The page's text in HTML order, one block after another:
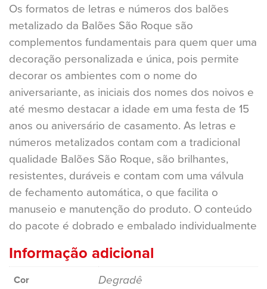
Os formatos de letras e números dos balões
metalizado da Balões São Roque são
complementos fundamentais para quem quer uma
decoração personalizada e única, pois permite
decorar os ambientes com o nome do
aniversariante, as iniciais dos nomes dos noivos e
até mesmo destacar a idade em uma festa de 15
anos ou aniversário de casamento. As letras e
números metalizados contam com a tradicional
qualidade Balões São Roque, são brilhantes,
resistentes, duráveis e contam com uma válvula
de fechamento automática, o que facilita o
manuseio e manutenção do produto. O conteúdo
do pacote é dobrado e embalado individualmente
Informação adicional
Cor Degradê